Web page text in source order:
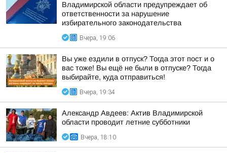
Владимирской области предупреждает об
ответственности за нарушение
избирательного законодательства
Вчера, 19:06
Вы уже ездили в отпуск? Тогда этот пост и о
вас тоже! Вы ещё не были в отпуске? Тогда
выбирайте, куда отправиться!
Вчера, 19:34
Александр Авдеев: Актив Владимирской
области проводит летние субботники
Вчера, 18:10